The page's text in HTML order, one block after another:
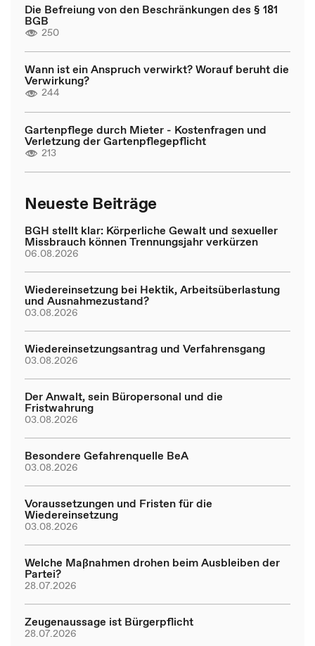
Die Befreiung von den Beschränkungen des § 181
BGB
250
Wann ist ein Anspruch verwirkt? Worauf beruht die
Verwirkung?
244
Gartenpflege durch Mieter - Kostenfragen und
Verletzung der Gartenpflegepflicht
213
Neueste Beiträge
BGH stellt klar: Körperliche Gewalt und sexueller
Missbrauch können Trennungsjahr verkürzen
06.08.2026
Wiedereinsetzung bei Hektik, Arbeitsüberlastung
und Ausnahmezustand?
03.08.2026
Wiedereinsetzungsantrag und Verfahrensgang
03.08.2026
Der Anwalt, sein Büropersonal und die
Fristwahrung
03.08.2026
Besondere Gefahrenquelle BeA
03.08.2026
Voraussetzungen und Fristen für die
Wiedereinsetzung
03.08.2026
Welche Maßnahmen drohen beim Ausbleiben der
Partei?
28.07.2026
Zeugenaussage ist Bürgerpflicht
28.07.2026